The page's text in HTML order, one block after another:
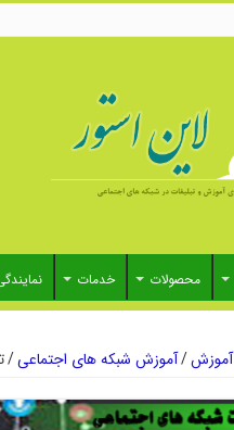
محصولات خدمات
آموزش/آموزش شبکه های اجتماعی/